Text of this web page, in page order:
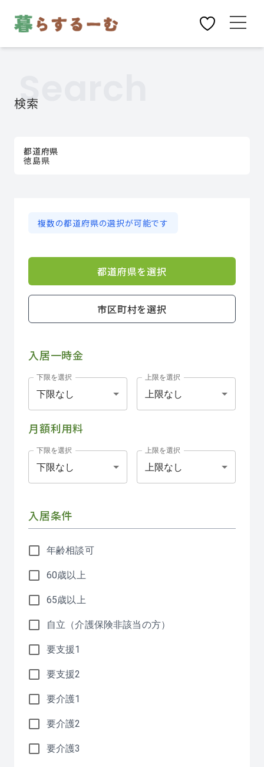
Search
検索
都道府県
徳島県
複数の都道府県の選択が可能です
都道府県を選択
市区町村を選択
入居一時金
下限を選択
下限なし
上限を選択
上限なし
月額利用料
下限を選択
下限なし
上限を選択
上限なし
入居条件
年齢相談可
60歳以上
65歳以上
自立（介護保険非該当の方）
要支援1
要支援2
要介護1
要介護2
要介護3